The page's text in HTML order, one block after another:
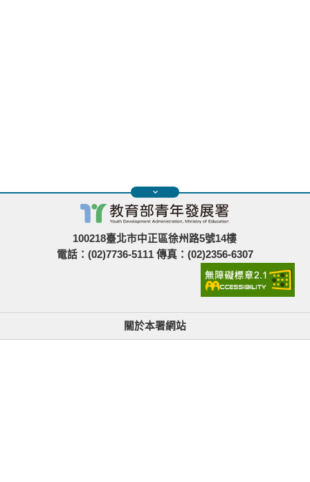
100218臺北市中正區徐州路5號14樓
電話：(02)7736-5111 傳真：(02)2356-6307
關於本署網站